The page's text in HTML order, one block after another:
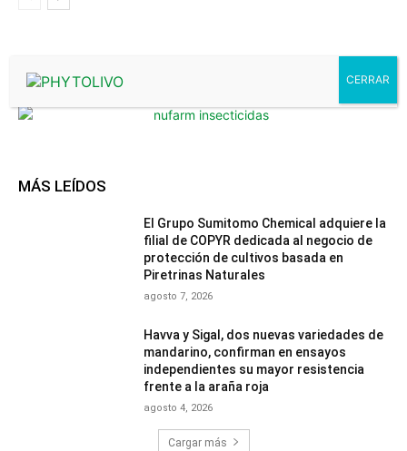
MÁS LEÍDOS
El Grupo Sumitomo Chemical adquiere la
filial de COPYR dedicada al negocio de
protección de cultivos basada en
Piretrinas Naturales
agosto 7, 2026
Havva y Sigal, dos nuevas variedades de
mandarino, confirman en ensayos
independientes su mayor resistencia
frente a la araña roja
agosto 4, 2026
Cargar más